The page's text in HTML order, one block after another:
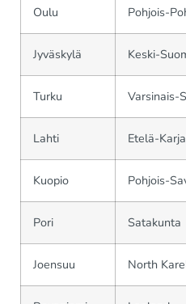
Oulu Pohjois-
Jyväskylä Keski-
Turku Varsinais-
Lahti Etelä-
Kuopio Pohjois-
Pori Satakunta
Joensuu North